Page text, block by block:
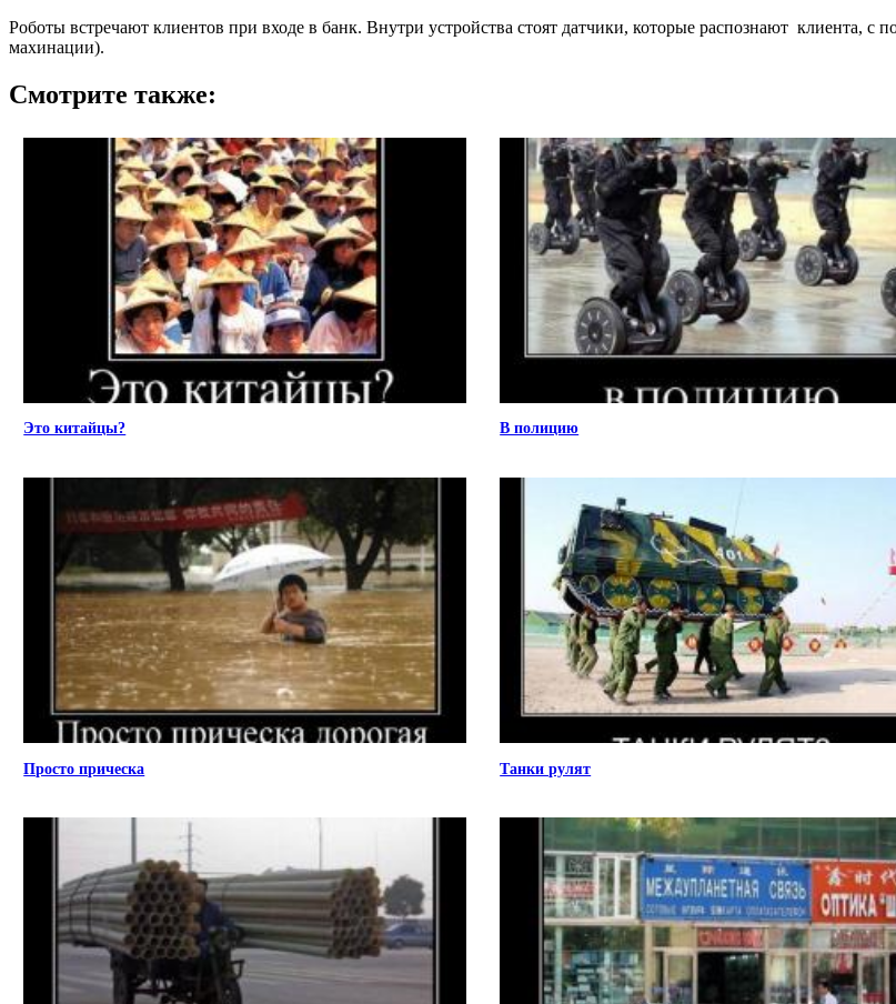
Роботы встречают клиентов при входе в банк. Внутри устройства стоят датчики, которые распознают клиента,
махинации).
Смотрите также:
Это китайцы? В полицию
Просто прическа Танки рулят